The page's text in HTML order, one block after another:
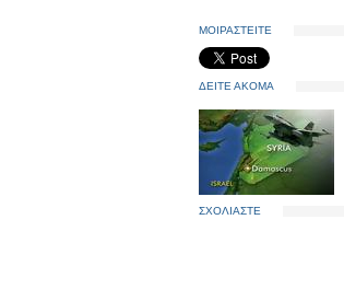
ΜΟΙΡΑΣΤΕΙΤΕ
ΔΕΙΤΕ ΑΚΟΜΑ
ΣΧΟΛΙΑΣΤΕ